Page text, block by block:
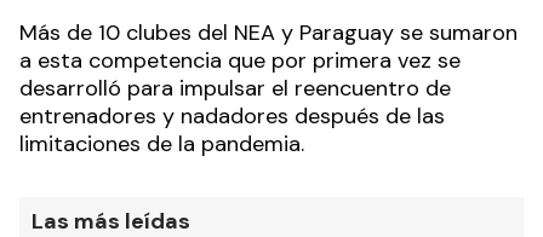
Más de 10 clubes del NEA y Paraguay se sumaron
a esta competencia que por primera vez se
desarrolló para impulsar el reencuentro de
entrenadores y nadadores después de las
limitaciones de la pandemia.
Las más leídas